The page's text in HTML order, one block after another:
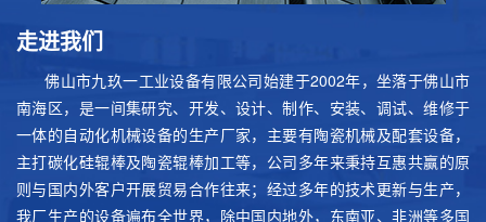
走进我们
佛山市九玖一工业设备有限公司始建于2002年，坐落于佛山市
南海区，是一间集研究、开发、设计、制作、安装、调试、维修于
一体的自动化机械设备的生产厂家，主要有陶瓷机械及配套设备，
主打碳化硅辊棒及陶瓷辊棒加工等，公司多年来秉持互惠共赢的原
则与国内外客户开展贸易合作往来；经过多年的技术更新与生产，
我厂生产的设备遍布全世界，除中国内地外，东南亚、非洲等多国